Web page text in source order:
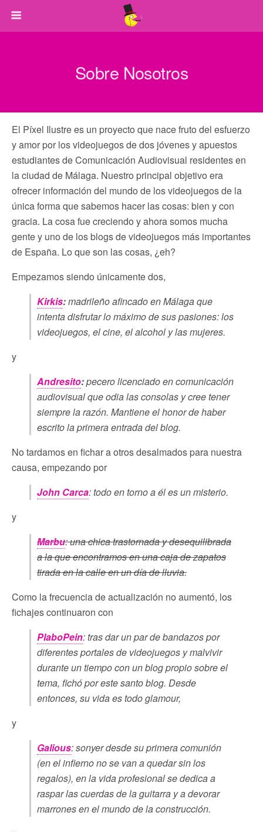
Sobre Nosotros
El Píxel Ilustre es un proyecto que nace fruto del esfuerzo
y amor por los videojuegos de dos jóvenes y apuestos
estudiantes de Comunicación Audiovisual residentes en
la ciudad de Málaga. Nuestro principal objetivo era
ofrecer información del mundo de los videojuegos de la
única forma que sabemos hacer las cosas: bien y con
gracia. La cosa fue creciendo y ahora somos mucha
gente y uno de los blogs de videojuegos más importantes
de España. Lo que son las cosas, ¿eh?
Empezamos siendo únicamente dos,
Kirkis:madrileño afincado en Málaga que
intenta disfrutar lo máximo de sus pasiones: los
videojuegos, el cine, el alcohol y las mujeres.
y
Andresito:pecero licenciado en comunicación
audiovisual que odia las consolas y cree tener
siempre la razón. Mantiene el honor de haber
escrito la primera entrada del blog.
No tardamos en fichar a otros desalmados para nuestra
causa, empezando por
John Carca: todo en torno a él es un misterio.
y
Marbu: una chica trastornada y desequilibrada
a la que encontramos en una caja de zapatos
tirada en la calle en un día de lluvia.
Como la frecuencia de actualización no aumentó, los
fichajes continuaron con
PlaboPein: tras dar un par de bandazos por
diferentes portales de videojuegos y malvivir
durante un tiempo con un blog propio sobre el
tema, fichó por este santo blog. Desde
entonces, su vida es todo glamour,
y
Galious: sonyer desde su primera comunión
(en el infierno no se van a quedar sin los
regalos), en la vida profesional se dedica a
raspar las cuerdas de la guitarra y a devorar
marrones en el mundo de la construcción.